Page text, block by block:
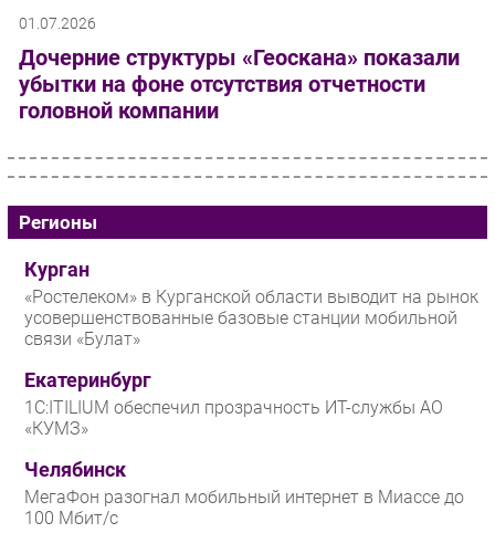
01.07.2026
Дочерние структуры «Геоскана» показали
убытки на фоне отсутствия отчетности
головной компании
Регионы
Курган
«Ростелеком» в Курганской области выводит на рынок
усовершенствованные базовые станции мобильной
связи «Булат»
Екатеринбург
1С:ITILIUM обеспечил прозрачность ИТ-службы АО
«КУМЗ»
Челябинск
МегаФон разогнал мобильный интернет в Миассе до
100 Мбит/с